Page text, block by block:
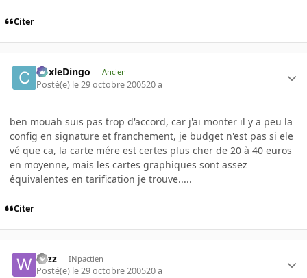
Citer
CoxleDingo Ancien
Posté(e) le 29 octobre 200520 a
ben mouah suis pas trop d'accord, car j'ai monter il y a peu la
config en signature et franchement, je budget n'est pas si ele
vé que ca, la carte mére est certes plus cher de 20 à 40 euros
en moyenne, mais les cartes graphiques sont assez
équivalentes en tarification je trouve.....
Citer
wizz INpactien
Posté(e) le 29 octobre 200520 a